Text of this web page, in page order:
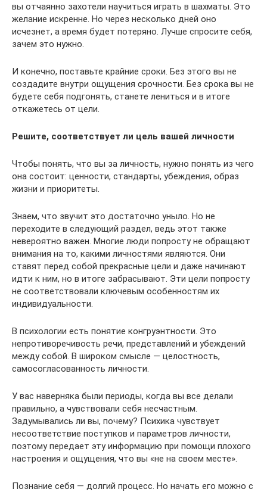
вы отчаянно захотели научиться играть в шахматы. Это
желание искренне. Но через несколько дней оно
исчезнет, а время будет потеряно. Лучше спросите себя,
зачем это нужно.
И конечно, поставьте крайние сроки. Без этого вы не
создадите внутри ощущения срочности. Без срока вы не
будете себя подгонять, станете лениться и в итоге
откажетесь от цели.
Решите, соответствует ли цель вашей личности
Чтобы понять, что вы за личность, нужно понять из чего
она состоит: ценности, стандарты, убеждения, образ
жизни и приоритеты.
Знаем, что звучит это достаточно уныло. Но не
переходите в следующий раздел, ведь этот также
невероятно важен. Многие люди попросту не обращают
внимания на то, какими личностями являются. Они
ставят перед собой прекрасные цели и даже начинают
идти к ним, но в итоге забрасывают. Эти цели попросту
не соответствовали ключевым особенностям их
индивидуальности.
В психологии есть понятие конгруэнтности. Это
непротиворечивость речи, представлений и убеждений
между собой. В широком смысле — целостность,
самосогласованность личности.
У вас наверняка были периоды, когда вы все делали
правильно, а чувствовали себя несчастным.
Задумывались ли вы, почему? Психика чувствует
несоответствие поступков и параметров личности,
поэтому передает эту информацию при помощи плохого
настроения и ощущения, что вы «не на своем месте».
Познание себя — долгий процесс. Но начать его можно с